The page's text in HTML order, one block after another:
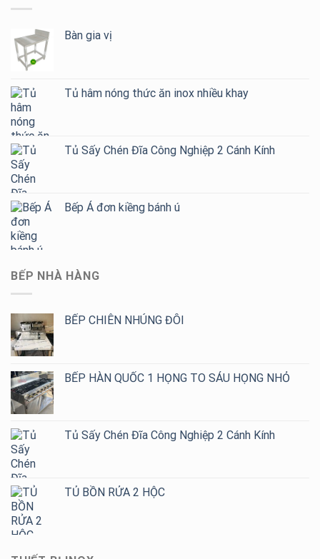
Bàn gia vị
Tủ hâm nóng thức ăn inox nhiều khay
Tủ Sấy Chén Đĩa Công Nghiệp 2 Cánh Kính
Bếp Á đơn kiềng bánh ú
BẾP NHÀ HÀNG
BẾP CHIÊN NHÚNG ĐÔI
BẾP HÀN QUỐC 1 HỌNG TO SÁU HỌNG NHỎ
Tủ Sấy Chén Đĩa Công Nghiệp 2 Cánh Kính
TỦ BỒN RỬA 2 HỘC